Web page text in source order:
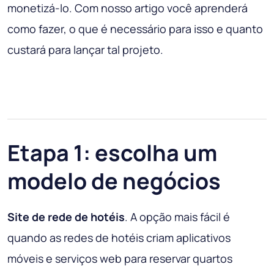
monetizá-lo. Com nosso artigo você aprenderá
como fazer, o que é necessário para isso e quanto
custará para lançar tal projeto.
Etapa 1: escolha um
modelo de negócios
Site de rede de hotéis. A opção mais fácil é
quando as redes de hotéis criam aplicativos
móveis e serviços web para reservar quartos